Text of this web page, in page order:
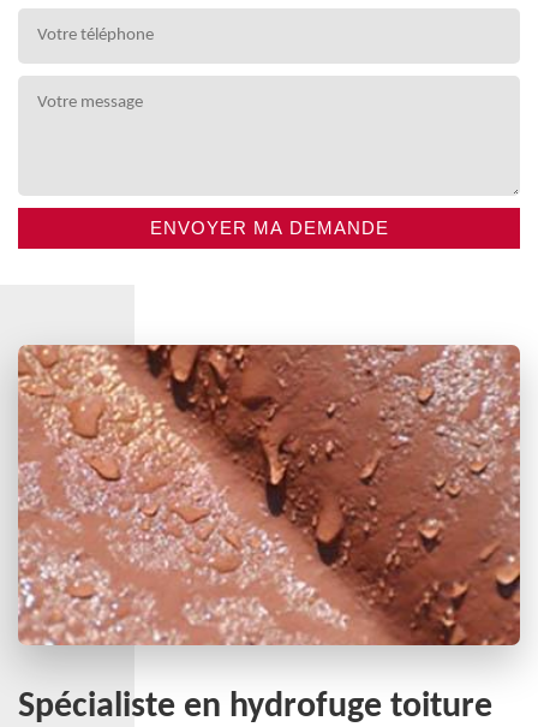
Spécialiste en hydrofuge toiture